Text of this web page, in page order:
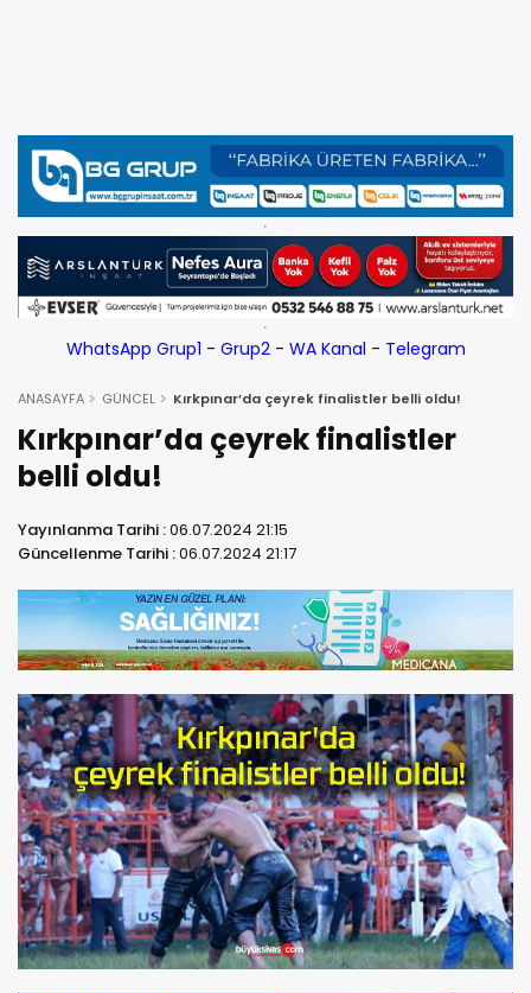
WhatsApp Grup1 - Grup2- WA Kanal - Telegram
ANASAYFA GÜNCEL Kırkpınar’da çeyrek finalistler belli oldu!
Kırkpınar’da çeyrek finalistler
belli oldu!
Yayınlanma Tarihi :06.07.2024 21:15
Güncellenme Tarihi :06.07.2024 21:17